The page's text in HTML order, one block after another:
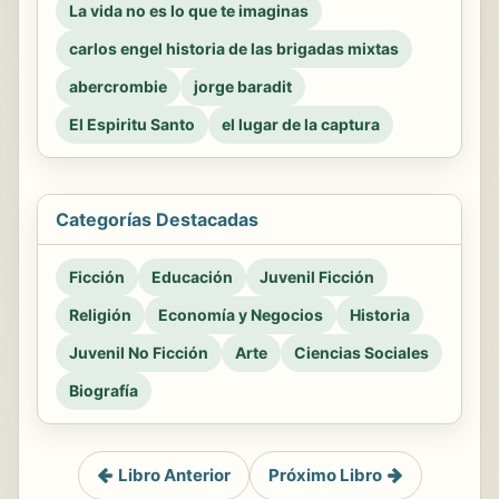
La vida no es lo que te imaginas
carlos engel historia de las brigadas mixtas
abercrombie
jorge baradit
El Espiritu Santo
el lugar de la captura
Categorías Destacadas
Ficción Educación
Juvenil Ficción
Religión
Economía y Negocios
Historia
Juvenil No Ficción
Arte
Ciencias Sociales
Biografía
Libro Anterior Próximo Libro